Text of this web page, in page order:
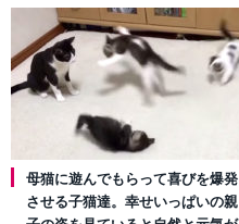
母猫に遊んでもらって喜びを爆発
させる子猫達。幸せいっぱいの親